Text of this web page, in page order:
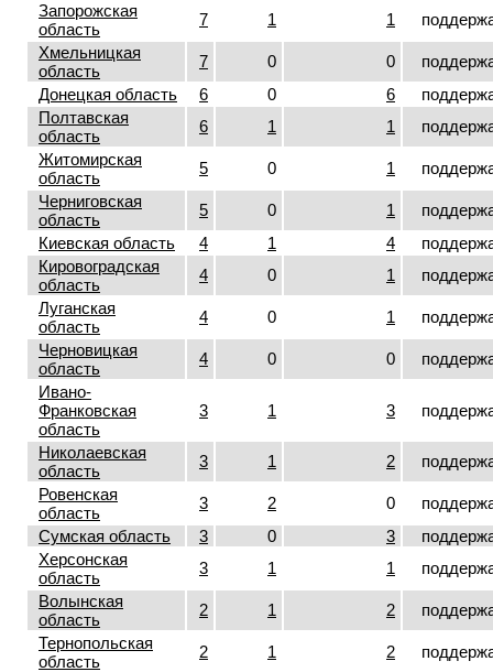
Запорожская
область
7 1 1
Хмельницкая
область
7 0 0
Донецкая область
6 0 6
Полтавская
область
6 1 1
Житомирская
область
5 0 1
Черниговская
область
5 0 1
Киевская область
4 1 4
Кировоградская
область
4 0 1
Луганская
область
4 0 1
Черновицкая
область
4 0 0
Ивано-
Франковская
область
3 1 3
Николаевская
область
3 1 2
Ровенская
область
3 2 0
Сумская область
3 0 3
Херсонская
область
3 1 1
Волынская
область
2 1 2
Тернопольская
область
2 1 2